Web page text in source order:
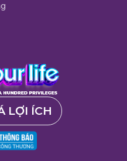
LỢI ÍCH